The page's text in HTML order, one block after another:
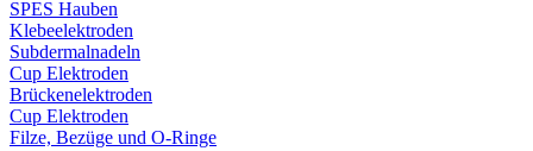
SPES Hauben
Klebeelektroden
Subdermalnadeln
Cup Elektroden
Brückenelektroden
Cup Elektroden
Filze, Bezüge und O-Ringe